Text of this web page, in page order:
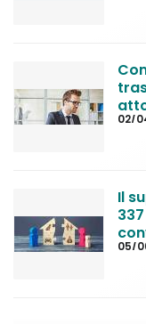
02/
Il
05/